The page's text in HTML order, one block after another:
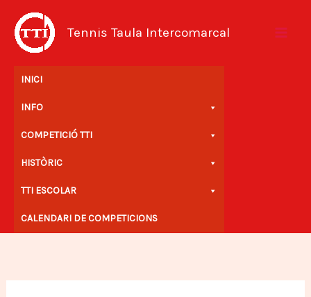
contingut
Tennis Taula Intercomarcal
INICI
INFO
COMPETICIÓ TTI
HISTÒRIC
TTI ESCOLAR
CALENDARI DE COMPETICIONS